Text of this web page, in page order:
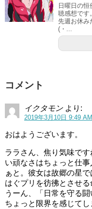
戦闘ではスターカラー
第5話にしての登場はか
遼じぃが怪物にされ、
の好き物が無価値に感
になってました。
天文台を営んでいる人
も恐ろしいですね(;´Д｀)
しかし、４人揃っての
４人のチームプレイで
しかし、ダークカラー
座のカラーペンになって
やって怪物を召喚するの
日曜日の恒
聴感想です
先週お休み
(・...
コメント
イクタモン より:
2019年3月10日 9:49 AM
おはようございます。
ララさん、焦り気味で
い頑なさはちょっと仕
ぁと。彼女は故郷の星
はぐプリを彷彿とさせる
うーん、「日常を守る
ちょっと限界を感じて